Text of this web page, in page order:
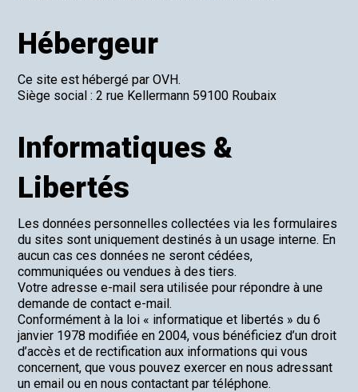
Hébergeur
Ce site est hébergé par OVH.
Siège social : 2 rue Kellermann 59100 Roubaix
Informatiques &
Libertés
Les données personnelles collectées via les formulaires
du sites sont uniquement destinés à un usage interne. En
aucun cas ces données ne seront cédées,
communiquées ou vendues à des tiers.
Votre adresse e-mail sera utilisée pour répondre à une
demande de contact e-mail.
Conformément à la loi « informatique et libertés » du 6
janvier 1978 modifiée en 2004, vous bénéficiez d’un droit
d’accès et de rectification aux informations qui vous
concernent, que vous pouvez exercer en nous adressant
un email ou en nous contactant par téléphone.